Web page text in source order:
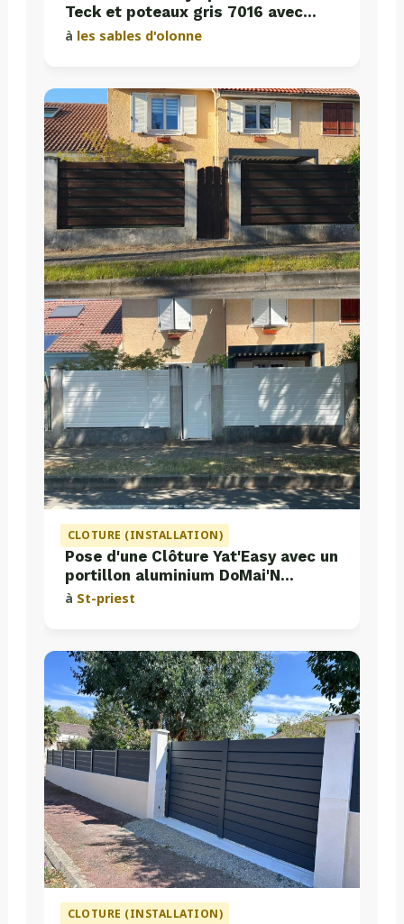
Teck et poteaux gris 7016 avec
plaques de soubassement béton
à les sables d'olonne
CLOTURE (INSTALLATION)
Pose d'une Clôture Yat'Easy avec un
portillon aluminium DoMai'N
Colmont
à St-priest
CLOTURE (INSTALLATION)